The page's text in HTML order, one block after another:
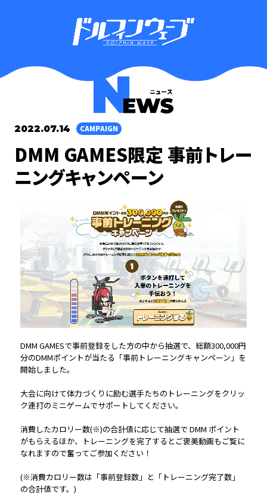
2022.07.14 CAMPAIGN
DMM GAMES限定 事前トレー
ニングキャンペーン
DMM GAMESで事前登録をした方の中から抽選で、総額300,000円
分のDMMポイントが当たる「事前トレーニングキャンペーン」を
開始しました。
大会に向けて体力づくりに励む選手たちのトレーニングをクリッ
ク連打のミニゲームでサポートしてください。
消費したカロリー数(※)の合計値に応じて抽選で DMM ポイント
がもらえるほか、トレーニングを完了するとご褒美動画もご覧に
なれますので奮ってご参加ください！
(※消費カロリー数は「事前登録数」と「トレーニング完了数」
の合計値です。)